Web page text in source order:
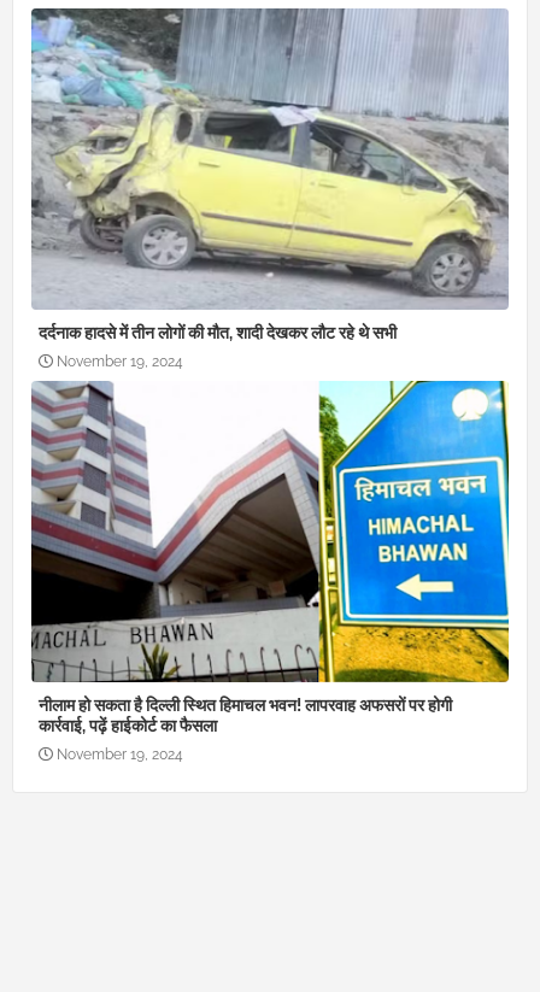
दर्दनाक हादसे में तीन लोगों की मौत, शादी देखकर लौट रहे थे सभी
November 19, 2024
नीलाम हो सकता है दिल्ली स्थित हिमाचल भवन! लापरवाह अफसरों पर होगी
कार्रवाई, पढ़ें हाईकोर्ट का फैसला
November 19, 2024